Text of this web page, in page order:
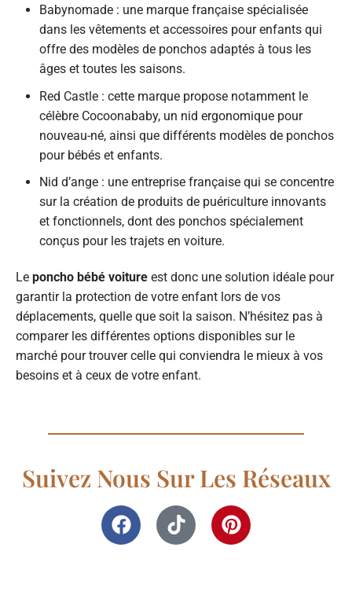
Babynomade : une marque française spécialisée
dans les vêtements et accessoires pour enfants qui
offre des modèles de ponchos adaptés à tous les
âges et toutes les saisons.
Red Castle : cette marque propose notamment le
célèbre Cocoonababy, un nid ergonomique pour
nouveau-né, ainsi que différents modèles de ponchos
pour bébés et enfants.
Nid d’ange : une entreprise française qui se concentre
sur la création de produits de puériculture innovants
et fonctionnels, dont des ponchos spécialement
conçus pour les trajets en voiture.
Le poncho bébé voiture est donc une solution idéale pour
garantir la protection de votre enfant lors de vos
déplacements, quelle que soit la saison. N’hésitez pas à
comparer les différentes options disponibles sur le
marché pour trouver celle qui conviendra le mieux à vos
besoins et à ceux de votre enfant.
Suivez Nous Sur Les Réseaux